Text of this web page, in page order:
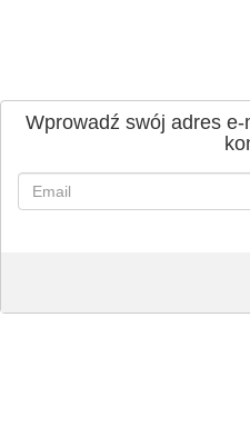
Wprowadź swój adres